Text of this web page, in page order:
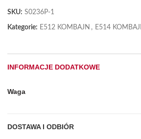
SKU: S0236P-1
Kategorie: E512 KOMBAJN , E514
INFORMACJE DODATKOWE
Waga
DOSTAWA I ODBIÓR